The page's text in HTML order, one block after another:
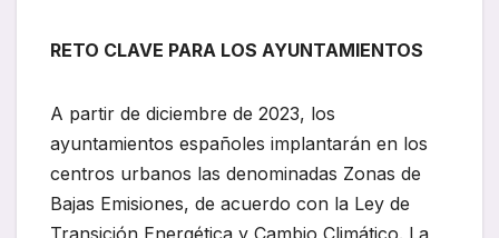
RETO CLAVE PARA LOS AYUNTAMIENTOS
A partir de diciembre de 2023, los
ayuntamientos españoles implantarán en los
centros urbanos las denominadas Zonas de
Bajas Emisiones, de acuerdo con la Ley de